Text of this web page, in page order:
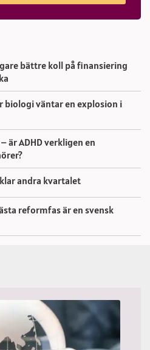
bättre koll på finansiering
biologi väntar en explosion i
är ADHD verkligen en
andra kvartalet
reformfas är en svensk